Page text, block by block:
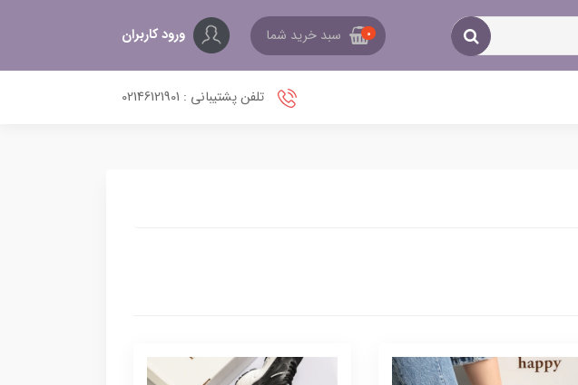
0 سبد خرید شما ورود کاربران
تلفن پشتیبانی : 02146121901